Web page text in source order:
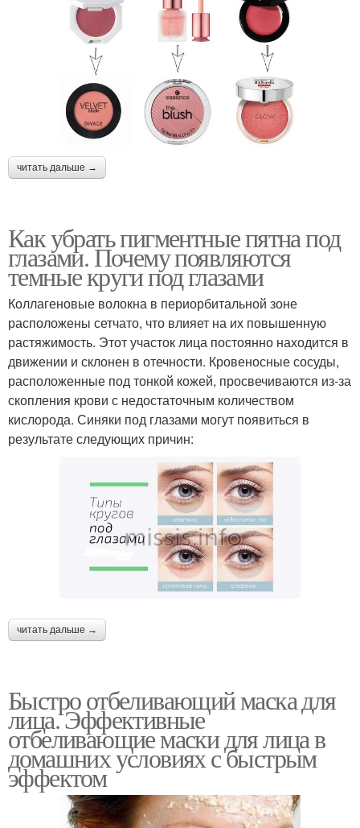
читать дальше →
Как убрать пигментные пятна под
глазами. Почему появляются
темные круги под глазами
Коллагеновые волокна в периорбитальной зоне
расположены сетчато, что влияет на их повышенную
растяжимость. Этот участок лица постоянно находится в
движении и склонен в отечности. Кровеносные сосуды,
расположенные под тонкой кожей, просвечиваются из-за
скопления крови с недостаточным количеством
кислорода. Синяки под глазами могут появиться в
результате следующих причин:
читать дальше →
Быстро отбеливающий маска для
лица. Эффективные
отбеливающие маски для лица в
домашних условиях с быстрым
эффектом